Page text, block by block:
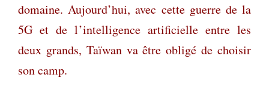
domaine. Aujourd’hui, avec cette guerre de la
5G et de l’intelligence artificielle entre les
deux grands, Taïwan va être obligé de choisir
son camp.